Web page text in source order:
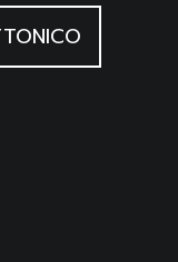
1
Svizzera italiana e